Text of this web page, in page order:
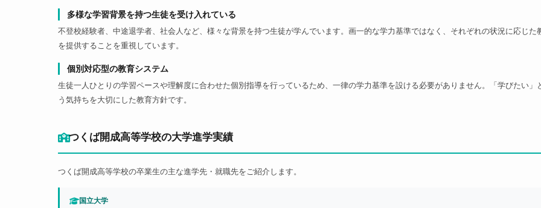
多様な学習背景を持つ生徒を受け入れている
不登校経験者、中途退学者、社会人など、様々な背景を持つ生徒が学んでいます。画一的な学力基準ではなく、それぞれの状況に応じた
を提供することを重視しています。
個別対応型の教育システム
生徒一人ひとりの学習ペースや理解度に合わせた個別指導を行っているため、一律の学力基準を設ける必要がありません。「学びたい」
う気持ちを大切にした教育方針です。
つくば開成高等学校の大学進学実績
つくば開成高等学校の卒業生の主な進学先・就職先をご紹介します。
国立大学